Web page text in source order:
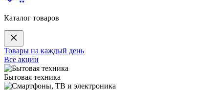
Каталог товаров
Товары на каждый день
Все акции
Бытовая техника